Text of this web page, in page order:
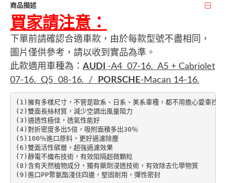
商品描述
買家請注意：
下單前請確認合適車款 ，由於每款型號不盡相同，
圖片僅供參考，請以收到實品為準。
此款適用車種為： AUDI -A4 07-16. A5 + Cabriolet
07-16. Q5 08-16. /
PORSCHE-Macan 14-16.
(1)擁有多樣尺寸，不管是歐系、日系、美系車種，都不用擔心愛車找不
(2)雙面長絲材質，減少空調出風量阻力
(3)通透性極佳，透氣性能好
(4)對折密度多出5倍，吸附面積多出30％
(5)100％進口原料，更好過濾除塵
(6)雙面活性碳層，超強過濾效果
(7)靜電不織布技術，有效阻隔超微顆粒
(8)含有天然植物成分，獨有藥劑浸透技術，有效除去化學物質
(9)進口PP聚氨酯淺住四邊，堅固耐用，彈性密封